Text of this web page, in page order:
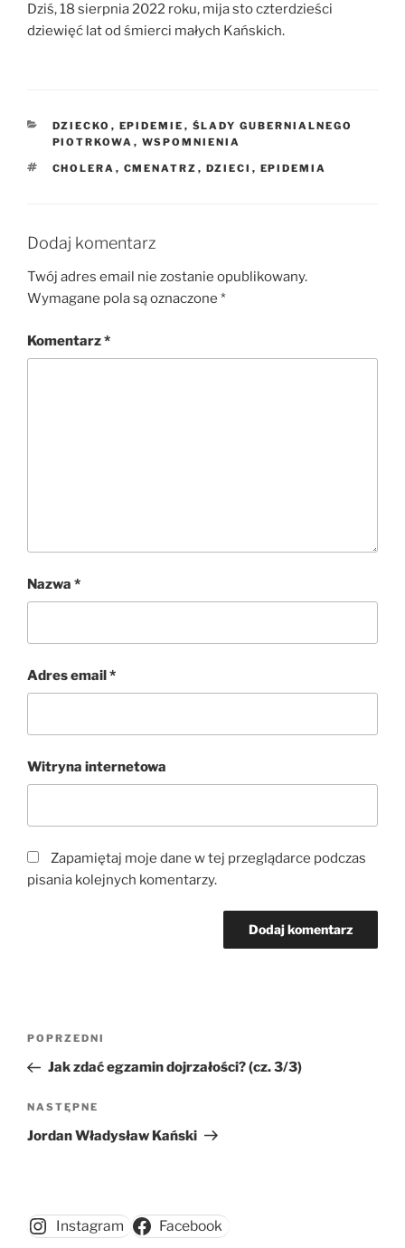
Dziś, 18 sierpnia 2022 roku, mija sto czterdzieści
dziewięć lat od śmierci małych Kańskich.
KATEGORIE
DZIECKO , EPIDEMIE , ŚLADY GUBERNIALNEGO
PIOTRKOWA , WSPOMNIENIA
TAGI
CHOLERA , CMENATRZ , DZIECI , EPIDEMIA
Dodaj komentarz
Twój adres email nie zostanie opublikowany.
Wymagane pola są oznaczone *
Komentarz*
Nazwa *
Adres email*
Witryna internetowa
Zapamiętaj moje dane w tej przeglądarce podczas
pisania kolejnych komentarzy.
Nawigacja
Poprzedni
wpis
POPRZEDNI
Jak zdać egzamin dojrzałości? (cz. 3/3)
Następny
wpis
NASTĘPNE
Jordan Władysław Kański
Instagram Facebook